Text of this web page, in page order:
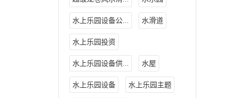
水上乐园设备公... 水滑道
水上乐园投资
水上乐园设备供... 水屋
水上乐园设备 水上乐园主题